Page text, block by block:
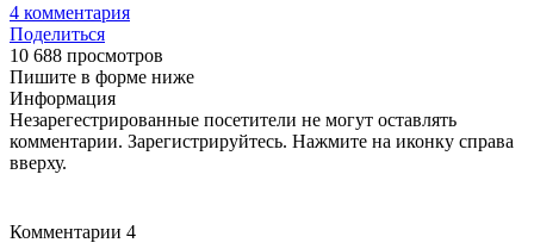
4 комментария
Поделиться
10 688 просмотров
Пишите в форме ниже
Информация
Незарегестрированные посетители не могут оставлять
комментарии. Зарегистрируйтесь. Нажмите на иконку справа
вверху.
Комментарии 4